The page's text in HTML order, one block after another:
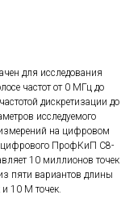
для исследования
частот от 0 МГц до
дискретизации до
исследуемого
на цифровом
цифрового ПрофКиП С8-
10 миллионов точек
пяти вариантов длины
и 10 М точек.